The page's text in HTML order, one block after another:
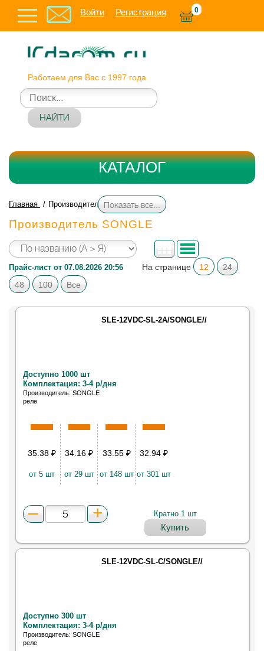
Войти Регистрация 0
Работаем для Вас с 1997 года
НАЙТИ
Главная Производитель SONGLE
Производитель SONGLE
Прайс-лист от 07.08.2026 20:56 На странице 12
24
48
100 Все
SLE-12VDC-SL-2A/SONGLE//
Доступно 1000 шт
Комплектация: 3-4 р/дня
Производитель: SONGLE
реле
35.38 ₽
от 5 шт
34.16₽
от 29 шт
33.55 ₽
от 148 шт
32.94 ₽
от 301 шт
Кратно 1 шт
Купить
SLE-12VDC-SL-C/SONGLE//
Доступно 300 шт
Комплектация: 3-4 р/дня
Производитель: SONGLE
реле
КАТАЛОГ
Показать все...